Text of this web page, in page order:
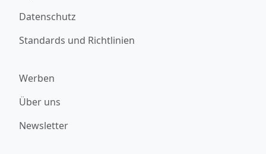
Datenschutz
Standards und Richtlinien
Werben
Über uns
Newsletter